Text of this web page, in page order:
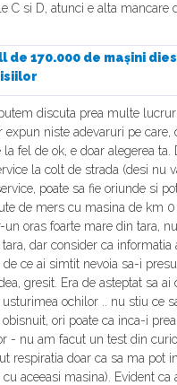
C si D, atunci e alta mancare
de 170.000 de mașini
discuta prea multe
niste adevaruri pe care,
fel de ok, e doar alegerea ta.
la colt de strada (desi nu
poate sa fie oriunde si
de mers cu masina de km
oras foarte mare din tara,
dar consider ca informatia
ce ai simtit nevoia sa-i
gresit. Era de asteptat sa ai
ochilor .. nu stiu ce
ori poate ca inca-i
- nu am facut un test din
respiratia doar ca sa ma pot
aceeasi masina). Evident ca